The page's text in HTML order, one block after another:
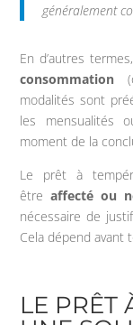
généralement
En d’autres
consommation
modalités sont
les mensualités
moment de la
Le prêt à
êtreaffecté ou
nécessaire de
Cela dépend avant
LE PRÊT